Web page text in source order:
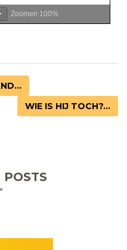
Zoomen 100%
WIE IS HIJ TOCH?...
POSTS